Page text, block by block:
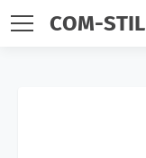
COM-STIL